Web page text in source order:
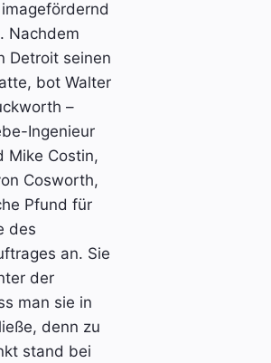
Nachdem
Detroit seinen
bot Walter
–
Ingenieur
Mike Costin,
Cosworth,
Pfund für
des
an. Sie
der
man sie in
denn zu
stand bei